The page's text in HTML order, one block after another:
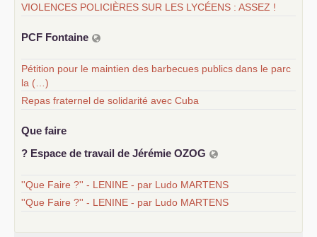
VIOLENCES POLICIÈRES SUR LES LYCÉENS : ASSEZ !
PCF Fontaine
Pétition pour le maintien des barbecues publics dans le parc
la (…)
Repas fraternel de solidarité avec Cuba
Que faire
? Espace de travail de Jérémie OZOG
''Que Faire ?'' - LENINE - par Ludo MARTENS
''Que Faire ?'' - LENINE - par Ludo MARTENS